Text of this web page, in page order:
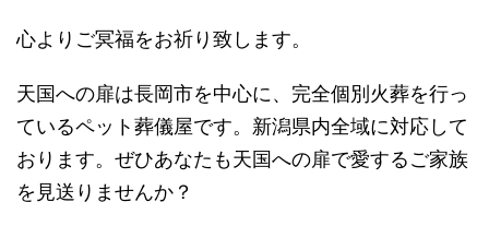
心よりご冥福をお祈り致します。
天国への扉は長岡市を中心に、完全個別火葬を行っ
ているペット葬儀屋です。新潟県内全域に対応して
おります。ぜひあなたも天国への扉で愛するご家族
を見送りませんか？